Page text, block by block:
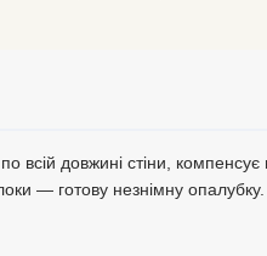
всій довжині стіни, компенсує
— готову незнімну опалубку.